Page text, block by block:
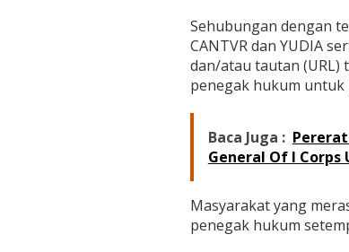
Sehubungan dengan
CANTVR dan YUDIA
dan/atau tautan (URL)
penegak hukum
Baca Juga :
General Of I Corps
Masyarakat yang
penegak hukum